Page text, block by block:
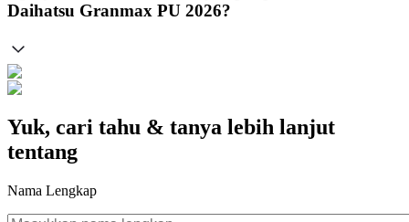
Daihatsu Granmax PU 2026?
Yuk, cari tahu & tanya lebih lanjut
tentang
Nama Lengkap